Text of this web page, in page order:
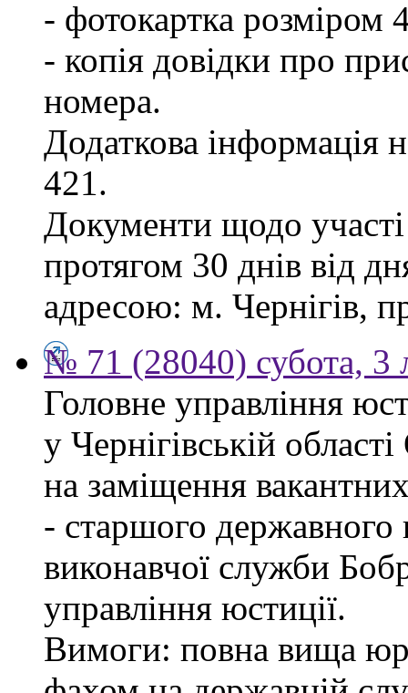
- фотокартка розміром
- копія довідки про
номера.
Додаткова інформація
421.
Документи щодо
протягом 30 днів від
адресою: м. Чернігів,
№ 71 (28040) субота, 3
Головне управління
у Чернігівській
на заміщення
- старшого державного
виконавчої служби
управління юстиції.
Вимоги: повна вища